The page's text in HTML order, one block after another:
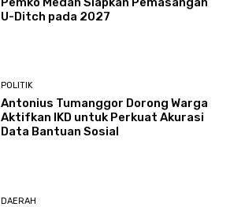
U-Ditch pada 2027
POLITIK
Antonius Tumanggor Dorong Warga
Aktifkan IKD untuk Perkuat Akurasi
Data Bantuan Sosial
DAERAH